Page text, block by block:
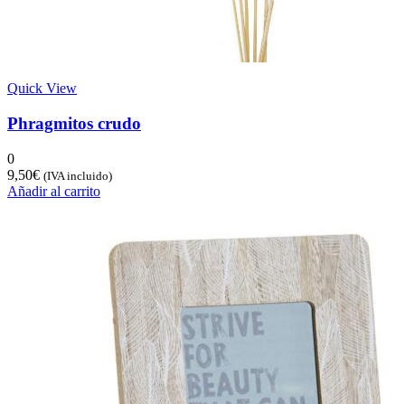
Quick View
Phragmitos crudo
0
9,50€ (IVA incluido)
Añadir al carrito